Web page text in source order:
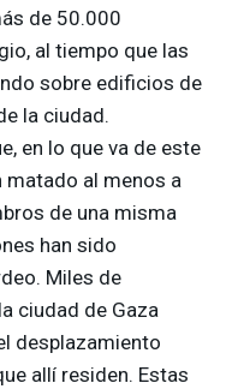
de 50.000
al tiempo que las
sobre edificios de
la ciudad.
en lo que va de este
matado al menos a
de una misma
han sido
Miles de
ciudad de Gaza
desplazamiento
allí residen. Estas